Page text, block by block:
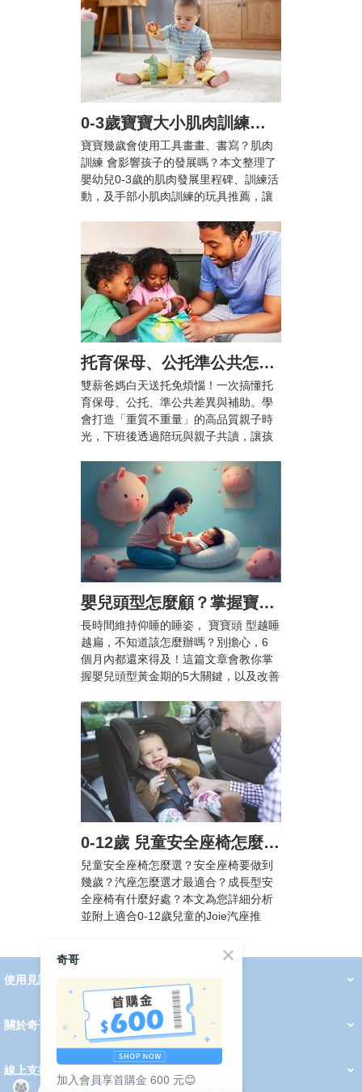
0-3歲寶寶大小肌肉訓練怎麼做？爸媽必知的肌肉發展里程碑與10+款推薦玩具
寶寶幾歲會使用工具畫畫、書寫？肌肉
訓練 會影響孩子的發展嗎？本文整理了
嬰幼兒0-3歲的肌肉發展里程碑、訓練活
動，及手部小肌肉訓練的玩具推薦，讓
托育保母、公托準公共怎麼選？雙薪家庭托育攻略與親子陪伴指南
雙薪爸媽白天送托免煩惱！一次搞懂托
育保母、公托、準公共差異與補助。學
會打造「重質不重量」的高品質親子時
光，下班後透過陪玩與親子共讀，讓孩
育兒。
嬰兒頭型怎麼顧？掌握寶寶頭型黃金期5大關鍵，顧好漂亮頭型不扁頭！
長時間維持仰睡的睡姿， 寶寶頭 型越睡
越扁，不知道該怎麼辦嗎？別擔心，6
個月內都還來得及！這篇文章會教你掌
握嬰兒頭型黃金期的5大關鍵，以及改善
圓的漂亮頭型。
0-12歲 兒童安全座椅怎麼選? 汽車安全座椅法規懶人包，附Joie汽座挑選攻略
兒童安全座椅怎麼選？安全座椅要做到
幾歲？汽座怎麼選才最適合？成長型安
全座椅有什麼好處？本文為您詳細分析
並附上適合0-12歲兒童的Joie汽座推
使用見證 線上DM
2026 PADDINGTON 春夏服飾
2026 Peter Rabbit 春夏服飾
2026 CHIC BASICS春夏服飾
2026 Chic“a”Bon 派對禮服系列
2026 Chic“a”Bon 春夏服飾
媽咪購物指南
關於奇哥
奇哥的故事
育兒資訊站
會員中心
會員權益說明
我的帳戶
訂單查詢
紅利點數
修改會員資料
活動報名
線上支援
奇哥
加入會員享首購金 600 元😊